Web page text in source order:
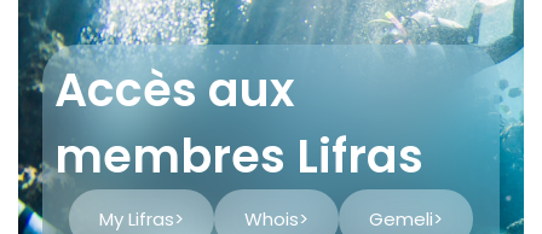
Accès aux
membres Lifras
My Lifras> Whois> Gemeli>